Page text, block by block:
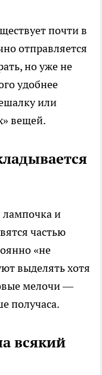
почти в
отправляется
но уже не
удобнее
или
вещей.
и
частью
«не
выделять хотя
мелочи —
получаса.
всякий